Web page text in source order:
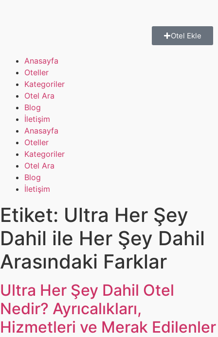
Otel Ekle
Anasayfa
Oteller
Kategoriler
Otel Ara
Blog
İletişim
Anasayfa
Oteller
Kategoriler
Otel Ara
Blog
İletişim
Etiket: Ultra Her Şey
Dahil ile Her Şey Dahil
Arasındaki Farklar
Ultra Her Şey Dahil Otel
Nedir? Ayrıcalıkları,
Hizmetleri ve Merak Edilenler